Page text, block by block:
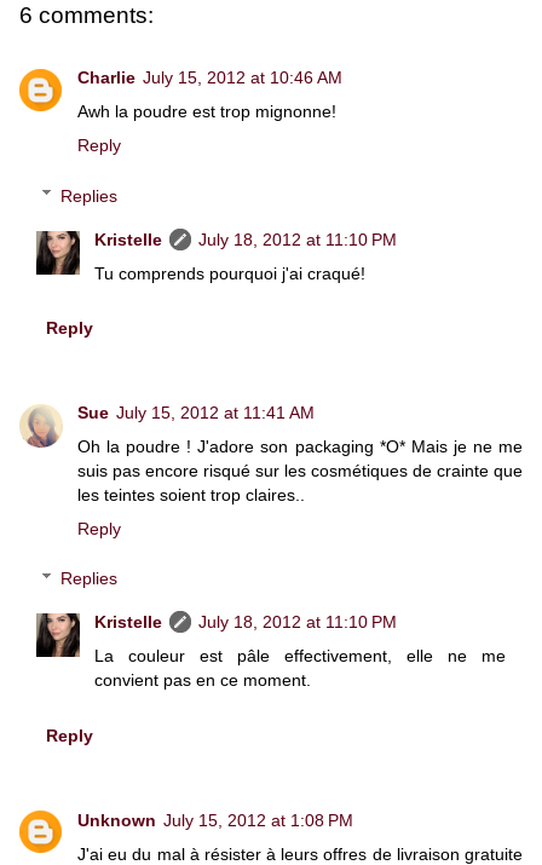
6 comments:
Charlie July 15, 2012 at 10:46 AM
Awh la poudre est trop mignonne!
Reply
Replies
Kristelle
July 18, 2012 at 11:10 PM
Tu comprends pourquoi j'ai craqué!
Reply
Sue July 15, 2012 at 11:41 AM
Oh la poudre ! J'adore son packaging *O* Mais je ne me
suis pas encore risqué sur les cosmétiques de crainte que
les teintes soient trop claires..
Reply
Replies
Kristelle
July 18, 2012 at 11:10 PM
La couleur est pâle effectivement, elle ne me
convient pas en ce moment.
Reply
Unknown July 15, 2012 at 1:08 PM
J'ai eu du mal à résister à leurs offres de livraison gratuite